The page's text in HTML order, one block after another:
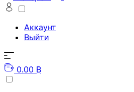
Аккаунт
Выйти
0.00 ₿